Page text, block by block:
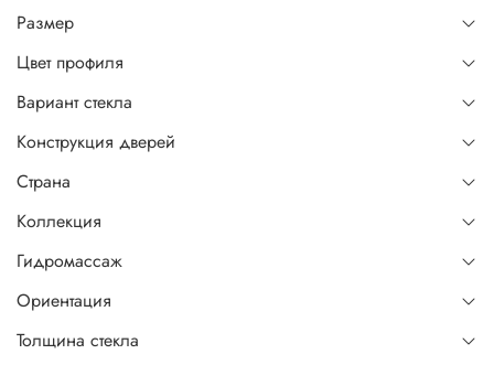
Размер
Цвет профиля
Вариант стекла
Конструкция дверей
Страна
Коллекция
Гидромассаж
Ориентация
Толщина стекла